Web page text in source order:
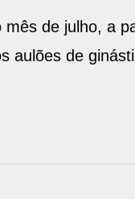
de julho, a
aulões de